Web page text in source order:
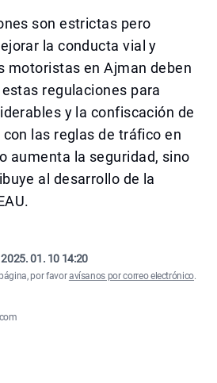
son estrictas pero
la conducta vial y
motoristas en Ajman deben
regulaciones para
y la confiscación de
las reglas de tráfico en
aumenta la seguridad, sino
al desarrollo de la
2025. 01. 10 14:20
por favoravísanos por correo electrónico.